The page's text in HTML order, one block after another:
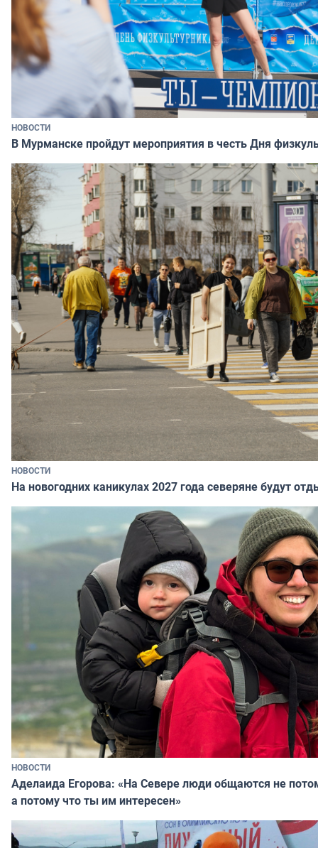
НОВОСТИ
В Мурманске пройдут мероприятия в честь Дня
НОВОСТИ
На новогодних каникулах 2027 года северяне будут
НОВОСТИ
Аделаида Егорова: «На Севере люди общаются не
а потому что ты им интересен»